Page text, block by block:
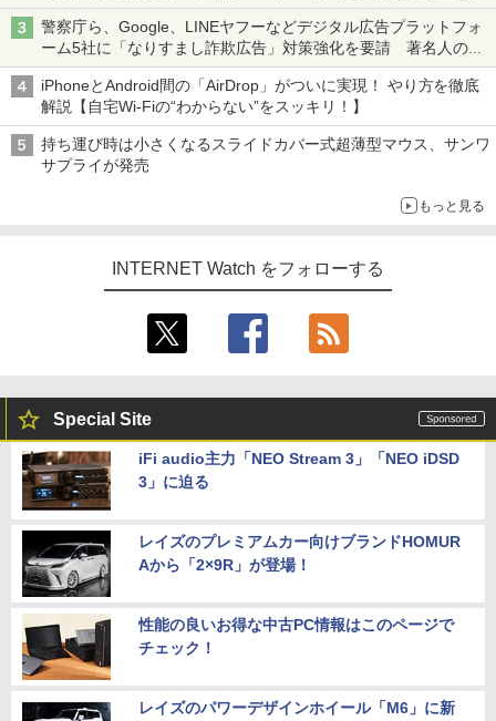
ち・ざ・ろーど！その14】【空いた時間でなにしてる？】
警察庁ら、Google、LINEヤフーなどデジタル広告プラットフォ
ーム5社に「なりすまし詐欺広告」対策強化を要請 著名人の写
真や映像を使った投資詐欺などへの対策として
iPhoneとAndroid間の「AirDrop」がついに実現！ やり方を徹底
解説【自宅Wi-Fiの“わからない”をスッキリ！】
持ち運び時は小さくなるスライドカバー式超薄型マウス、サンワ
サプライが発売
もっと見る
INTERNET Watch をフォローする
Special Site
iFi audio主力「NEO Stream 3」「NEO iDSD
3」に迫る
レイズのプレミアムカー向けブランドHOMUR
Aから「2×9R」が登場！
性能の良いお得な中古PC情報はこのページで
チェック！
レイズのパワーデザインホイール「M6」に新